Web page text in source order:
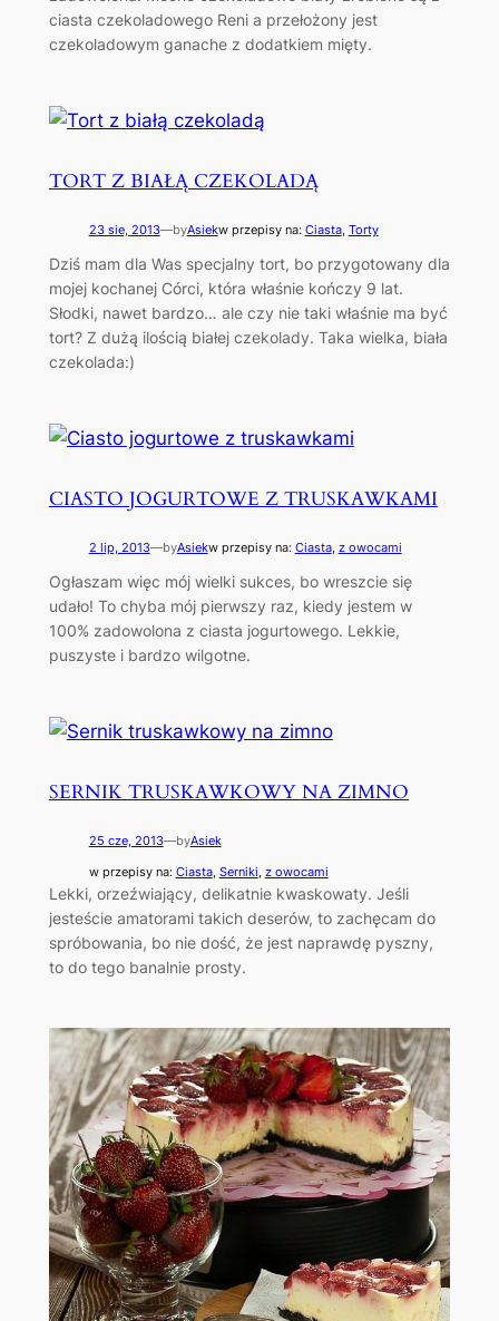
ciasta czekoladowego Reni a przełożony jest
czekoladowym ganache z dodatkiem mięty.
TORT Z BIAŁĄ CZEKOLADĄ
23 sie, 2013—byAsiekw przepisy na: Ciasta, Torty
Dziś mam dla Was specjalny tort, bo przygotowany dla
mojej kochanej Córci, która właśnie kończy 9 lat.
Słodki, nawet bardzo… ale czy nie taki właśnie ma być
tort? Z dużą ilością białej czekolady. Taka wielka, biała
czekolada:)
CIASTO JOGURTOWE Z TRUSKAWKAMI
2 lip, 2013—byAsiekw przepisy na: Ciasta, z owocami
Ogłaszam więc mój wielki sukces, bo wreszcie się
udało! To chyba mój pierwszy raz, kiedy jestem w
100% zadowolona z ciasta jogurtowego. Lekkie,
puszyste i bardzo wilgotne.
SERNIK TRUSKAWKOWY NA ZIMNO
25 cze, 2013—byAsiek
w przepisy na: Ciasta, Serniki, z owocami
Lekki, orzeźwiający, delikatnie kwaskowaty. Jeśli
jesteście amatorami takich deserów, to zachęcam do
spróbowania, bo nie dość, że jest naprawdę pyszny,
to do tego banalnie prosty.